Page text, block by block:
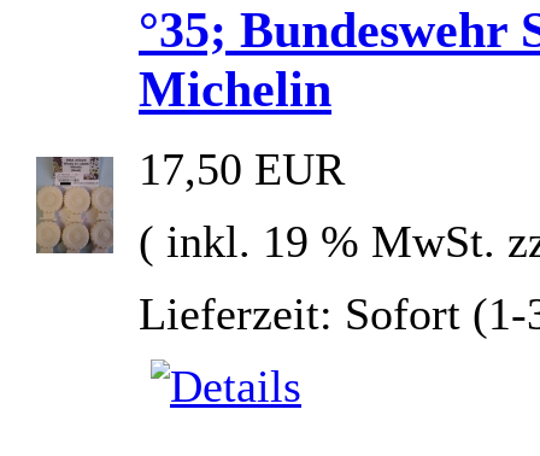
°35; Bundeswehr
Michelin
17,50 EUR
( inkl. 19 % MwSt.
Lieferzeit: Sofort (1-